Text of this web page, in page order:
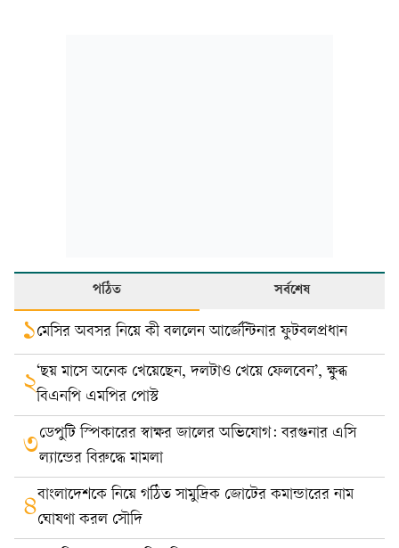
পঠিত সর্বশেষ
১মেসির অবসর নিয়ে কী বললেন আর্জেন্টিনার ফুটবলপ্রধান
২‘ছয় মাসে অনেক খেয়েছেন, দলটাও খেয়ে ফেলবেন’, ক্ষুব্ধ
বিএনপি এমপির পোস্ট
৩ডেপুটি স্পিকারের স্বাক্ষর জালের অভিযোগ: বরগুনার এসি
ল্যান্ডের বিরুদ্ধে মামলা
৪বাংলাদেশকে নিয়ে গঠিত সামুদ্রিক জোটের কমান্ডারের নাম
ঘোষণা করল সৌদি